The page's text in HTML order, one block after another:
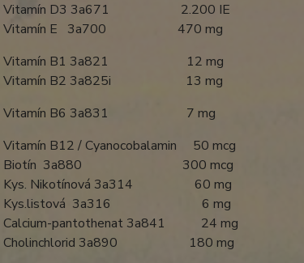
Vitamín D3 3a671 2.200 IE
Vitamín E 3a700 470 mg
Vitamín B1 3a821 12 mg
Vitamín B2 3a825i 13 mg
Vitamín B6 3a831 7 mg
Vitamín B12 / Cyanocobalamin 50 mcg
Biotín 3a880 300 mcg
Kys. Nikotínová 3a314 60 mg
Kys.listová 3a316 6 mg
Calcium-pantothenat 3a841 24 mg
Cholinchlorid 3a890 180 mg